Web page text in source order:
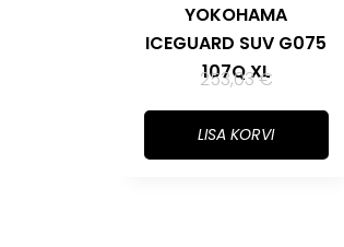
YOKOHAMA
ICEGUARD SUV G075
107Q XL
253,03€
LISA KORVI